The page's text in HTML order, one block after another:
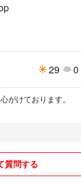
29 0
がけております。
質問する